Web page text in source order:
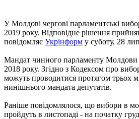
У Молдові чергові парламентські
2019 року. Відповідне рішення
повідомляє Укрінформ у суботу, 28
Мандат чинного парламенту Молдови
2018 року. Згідно з Кодексом про
можуть проводитися протягом трьох
нинішнього мандата депутатів.
Раніше повідомлялося, що вибори в
пройдуть в листопаді - на початку